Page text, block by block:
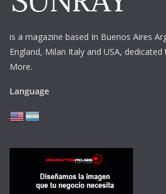
is a magazine based In Buenos Aires
England, Milan Italy and USA,
More.
Language